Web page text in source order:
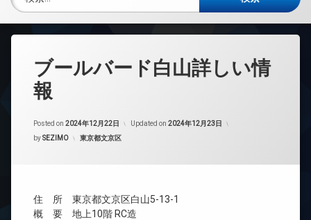
ブールバード白山詳しい情
報
Posted on 2024年12月22日 Updated on 2024年12月23日
bySEZIMO カテゴリー:
東京都文京区
住 所 東京都文京区白山5-13-1
概 要 地上10階 RC造